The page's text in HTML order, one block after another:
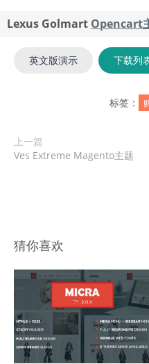
Lexus Golmart Opencart
英文版演示 下载列
标签：
上一篇
Ves Extreme Magento主题
猜你喜欢